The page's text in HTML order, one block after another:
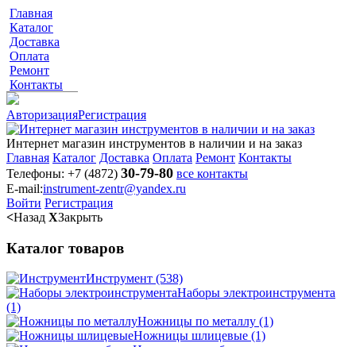
Главная
Каталог
Доставка
Оплата
Ремонт
Контакты
АвторизацияРегистрация
Интернет магазин инструментов в наличии и на заказ
Главная Каталог Доставка Оплата Ремонт Контакты
Телефоны: +7 (4872) 30-79-80 все контакты
E-mail:instrument-zentr@yandex.ru
Войти Регистрация
<Назад XЗакрыть
Каталог товаров
Инструмент (538)
Наборы электроинструмента
(1)
Ножницы по металлу (1)
Ножницы шлицевые (1)